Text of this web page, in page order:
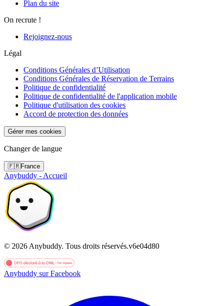
Plan du site
On recrute !
Rejoignez-nous
Légal
Conditions Générales d’Utilisation
Conditions Générales de Réservation de Terrains
Politique de confidentialité
Politique de confidentialité de l'application mobile
Politique d'utilisation des cookies
Accord de protection des données
Gérer mes cookies
Changer de langue
🇫🇷France
Anybuddy - Accueil
© 2026 Anybuddy. Tous droits réservés.v6e04d80
Anybuddy sur Facebook